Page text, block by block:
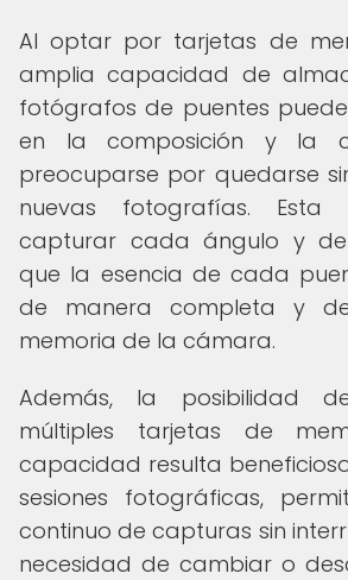
Al optar por tarjetas de
amplia capacidad de
fotógrafos de puentes
en la composición y la
preocuparse por quedarse
nuevas fotografías. Esta
capturar cada ángulo y
que la esencia de cada
de manera completa y
memoria de la cámara.
Además, la posibilidad
múltiples tarjetas de
capacidad resulta
sesiones fotográficas,
continuo de capturas sin
necesidad de cambiar o